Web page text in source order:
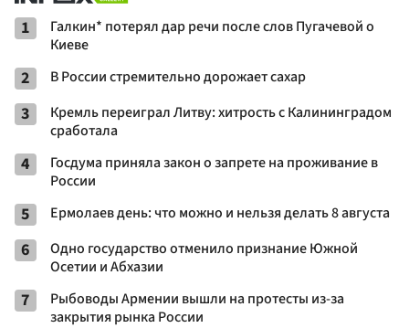
1
Галкин* потерял дар речи после слов Пугачевой о
Киеве
2 В России стремительно дорожает сахар
3
Кремль переиграл Литву: хитрость с Калининградом
сработала
4
Госдума приняла закон о запрете на проживание в
России
5 Ермолаев день: что можно и нельзя делать 8 августа
6
Одно государство отменило признание Южной
Осетии и Абхазии
7
Рыбоводы Армении вышли на протесты из-за
закрытия рынка России